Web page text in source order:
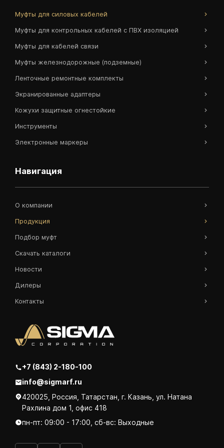
+7 (843) 2-180-100
info@sigmarf.ru
420025, Россия, Татарстан, г. Казань, ул. Натана
Рахлина дом 1, офис 418
пн-пт: 09:00 - 17:00, сб-вс: Выходные
Муфты для силовых кабелей
Муфты для контрольных кабелей с ПВХ изоляцией
Муфты для кабелей связи
Муфты железнодорожные (подземные)
Ленточные ремонтные комплекты
Экранированные адаптеры
Кожухи защитные огнестойкие
Инструменты
Электронные маркеры
Навигация
О компании
Продукция
Подбор муфт
Скачать каталоги
Новости
Дилеры
Контакты